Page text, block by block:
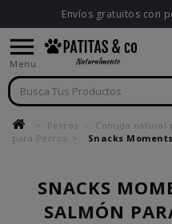
Envíos gratuitos con

Menu
Perros Comida natural
para Perros
Snacks
SNACKS
SALMÓN